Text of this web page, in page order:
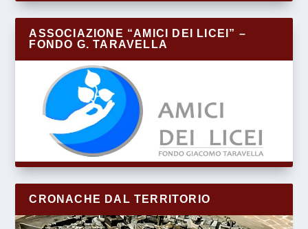
ASSOCIAZIONE “AMICI DEI LICEI” –
FONDO G. TARAVELLA
CRONACHE DAL TERRITORIO